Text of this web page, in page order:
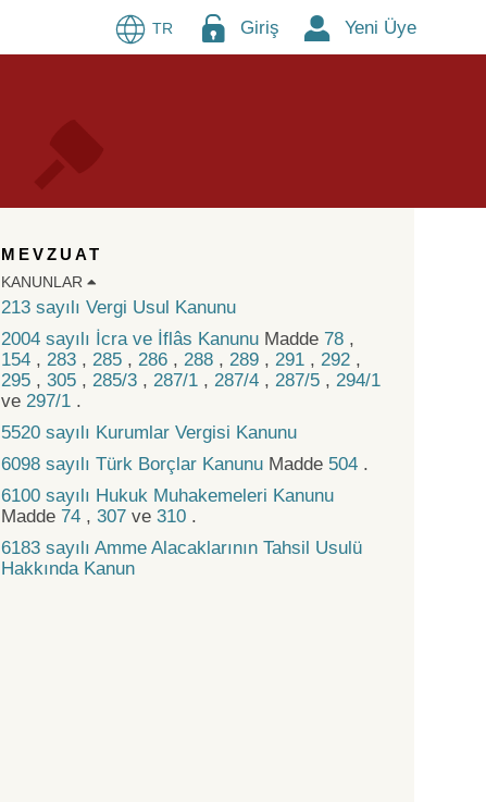
TR Giriş Yeni Üye
MEVZUAT
KANUNLAR
213 sayılı Vergi Usul Kanunu
2004 sayılı İcra ve İflâs Kanunu Madde 78 ,
154 , 283 , 285 , 286 , 288 , 289 , 291 , 292 ,
295 , 305 , 285/3 , 287/1 , 287/4 , 287/5 , 294/1
ve 297/1 .
5520 sayılı Kurumlar Vergisi Kanunu
6098 sayılı Türk Borçlar Kanunu Madde 504 .
6100 sayılı Hukuk Muhakemeleri Kanunu
Madde 74 , 307 ve 310 .
6183 sayılı Amme Alacaklarının Tahsil Usulü
Hakkında Kanun